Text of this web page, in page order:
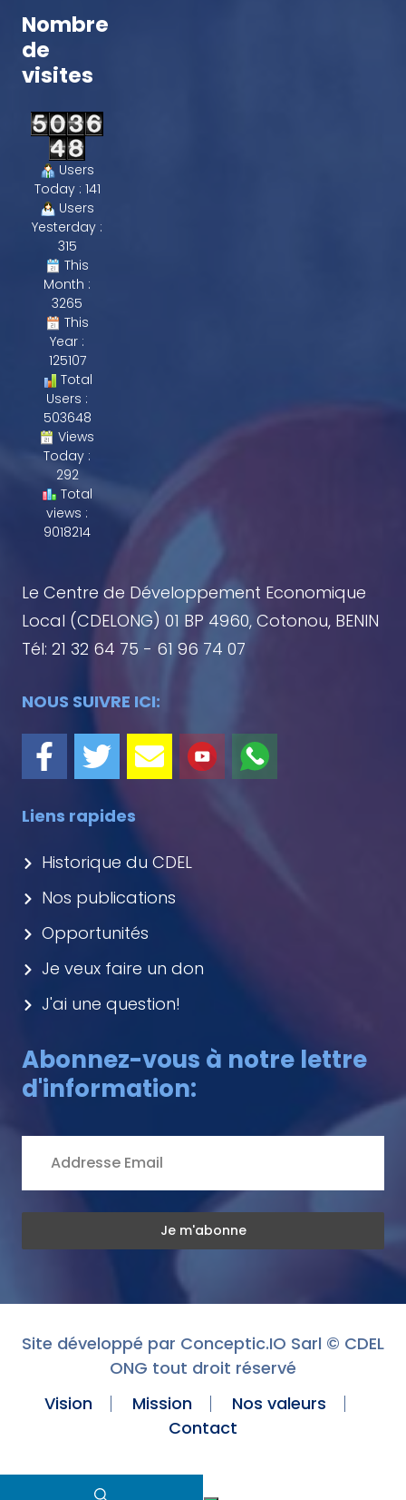
Liens rapides
Historique du CDEL
Nos publications
Opportunités
Je veux faire un don
J'ai une question!
Le Centre de Développement Economique
Local (CDELONG) 01 BP 4960, Cotonou, BENIN
Tél: 21 32 64 75 - 61 96 74 07
NOUS SUIVRE ICI:
Abonnez-vous à notre lettre
d'information:
Nombre
de
visites
Users
Today : 141
Users
Yesterday :
315
This
Month :
3265
This
Year :
125107
Total
Users :
503648
Views
Today :
292
Total
views :
9018214
Site développé par Conceptic.IO Sarl © CDEL
ONG tout droit réservé
Vision
Mission
Nos valeurs
Contact